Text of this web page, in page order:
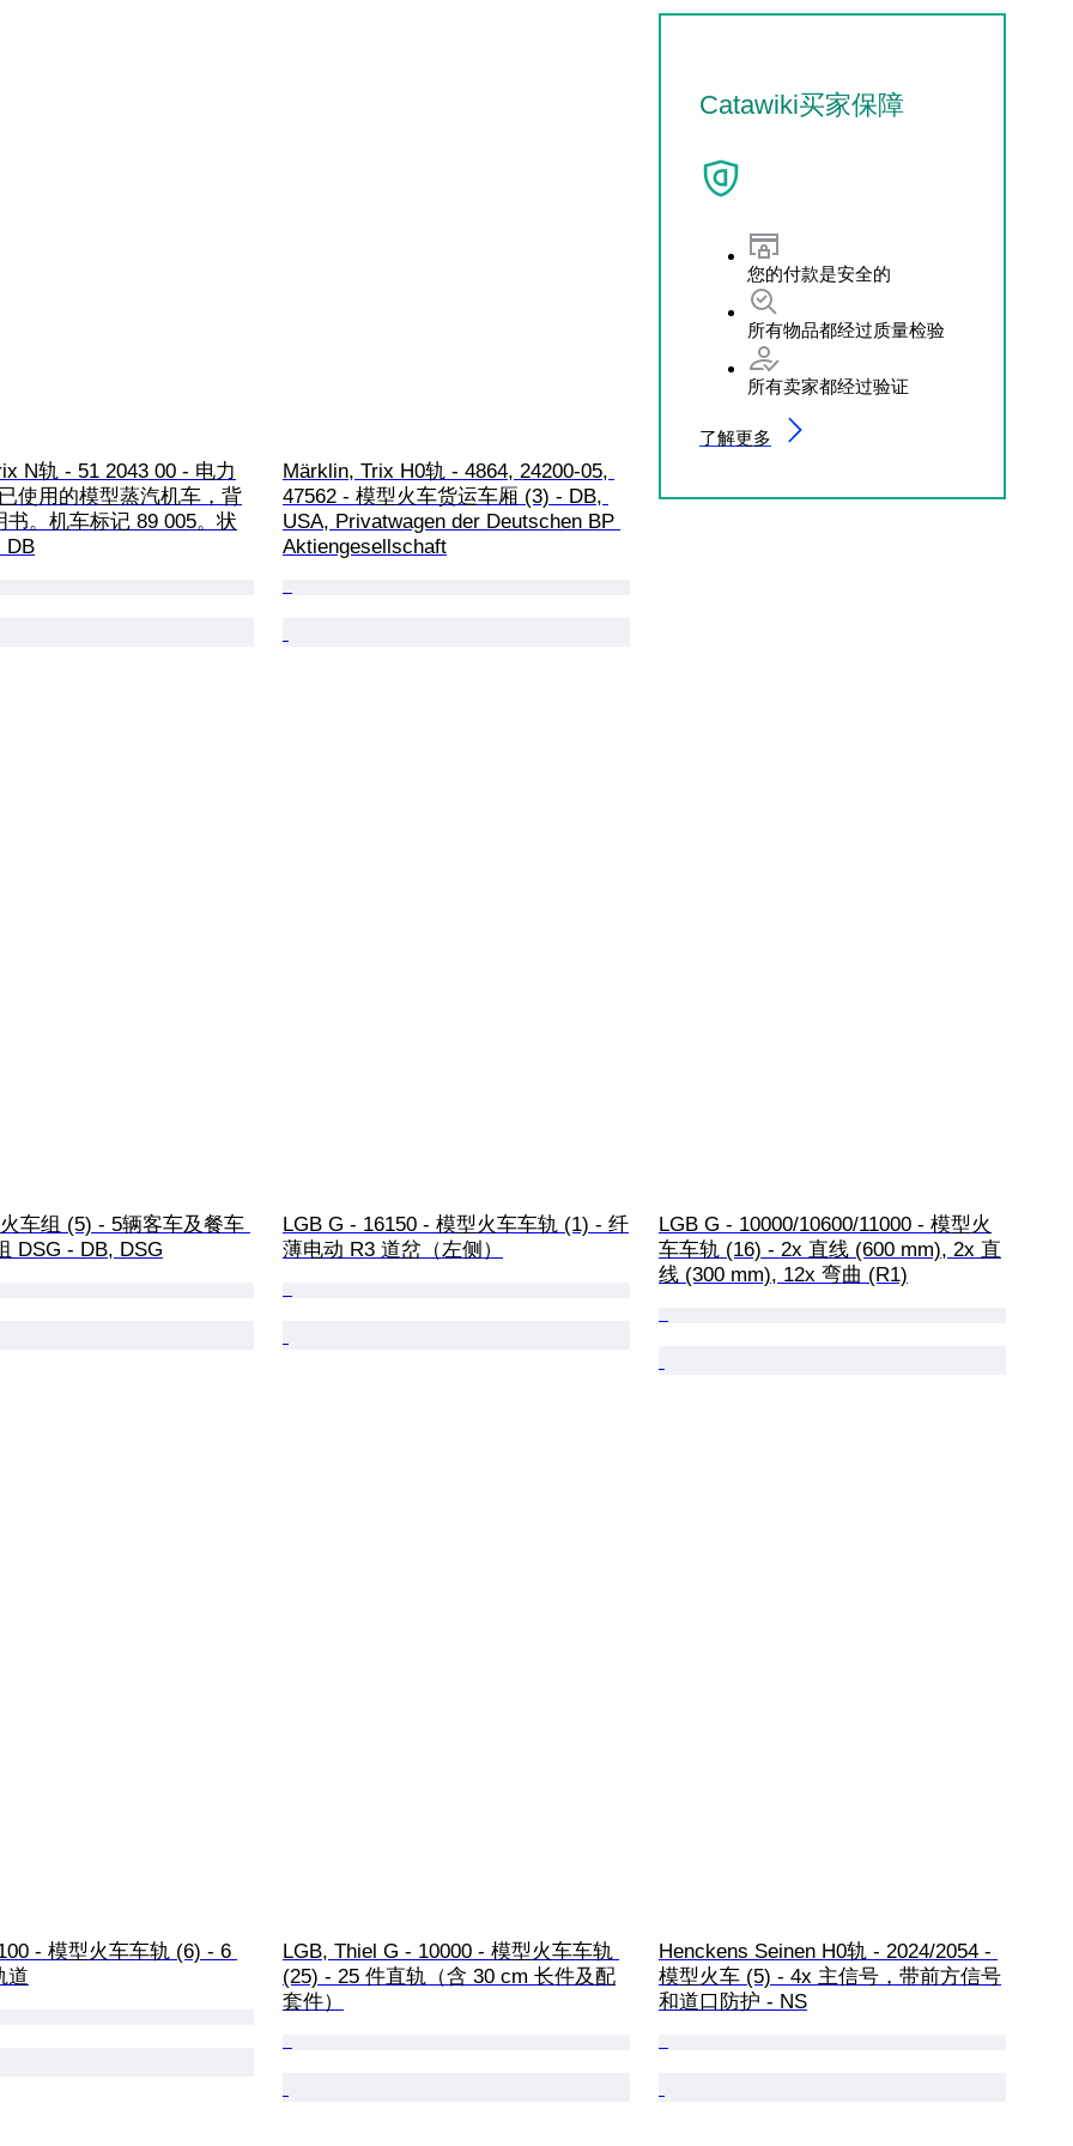
Catawiki买家保障
您的付款是安全的
所有物品都经过质量检验
所有卖家都经过验证
了解更多
N轨 - 51 2043 00 - 电力
使用的模型蒸汽机车，背
书。机车标记 89 005。状
DB
Märklin, Trix H0轨 - 4864, 24200-05,
47562 - 模型火车货运车厢 (3) - DB,
USA, Privatwagen der Deutschen BP
Aktiengesellschaft
车组 (5) - 5辆客车及餐车
DSG - DB, DSG
LGB G - 16150 - 模型火车车轨 (1) - 纤
薄电动 R3 道岔（左侧）
LGB G - 10000/10600/11000 - 模型火
车车轨 (16) - 2x 直线 (600 mm), 2x 直
线 (300 mm), 12x 弯曲 (R1)
- 模型火车车轨 (6) - 6
道
LGB, Thiel G - 10000 - 模型火车车轨
(25) - 25 件直轨（含 30 cm 长件及配
套件）
Henckens Seinen H0轨 - 2024/2054 -
模型火车 (5) - 4x 主信号，带前方信号
和道口防护 - NS